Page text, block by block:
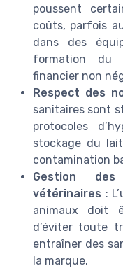
poussent
coûts, parfois
dans des
formation du
financier non
Respect des
sanitaires sont
protocoles
stockage du
contamination
Gestion
vétérinaires :
animaux doit
d’éviter toute
entraîner des
la marque.